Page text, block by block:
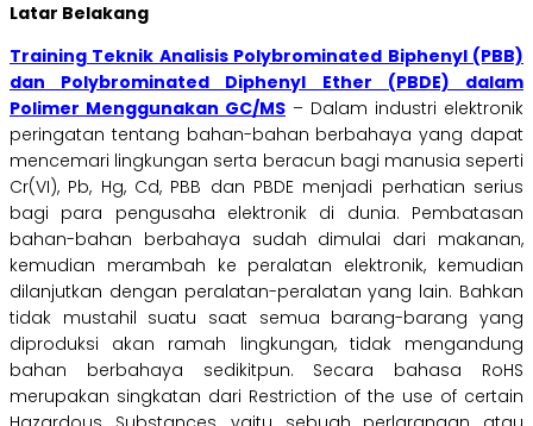
Latar Belakang
Training Teknik Analisis Polybrominated Biphenyl (PBB)
dan Polybrominated Diphenyl Ether (PBDE) dalam
Polimer Menggunakan GC/MS – Dalam industri elektronik
peringatan tentang bahan-bahan berbahaya yang dapat
mencemari lingkungan serta beracun bagi manusia seperti
Cr(VI), Pb, Hg, Cd, PBB dan PBDE menjadi perhatian serius
bagi para pengusaha elektronik di dunia. Pembatasan
bahan-bahan berbahaya sudah dimulai dari makanan,
kemudian merambah ke peralatan elektronik, kemudian
dilanjutkan dengan peralatan-peralatan yang lain. Bahkan
tidak mustahil suatu saat semua barang-barang yang
diproduksi akan ramah lingkungan, tidak mengandung
bahan berbahaya sedikitpun. Secara bahasa RoHS
merupakan singkatan dari Restriction of the use of certain